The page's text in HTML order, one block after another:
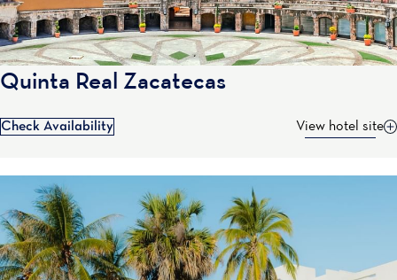
Quinta Real Zacatecas
Check Availability View hotel site